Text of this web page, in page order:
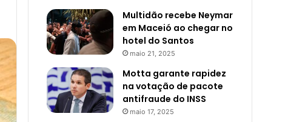
Multidão recebe Neymar
em Maceió ao chegar no
hotel do Santos
maio 21, 2025
Motta garante rapidez
na votação de pacote
antifraude do INSS
maio 17, 2025